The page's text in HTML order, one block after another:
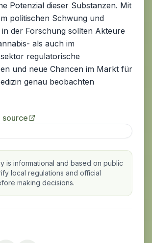
Potenzial dieser Substanzen. Mit
politischen Schwung und
der Forschung sollten Akteure
als auch im
regulatorische
und neue Chancen im Markt für
genau beobachten
source
is informational and based on public
local regulations and official
making decisions.